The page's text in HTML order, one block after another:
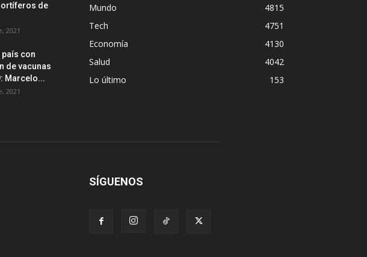
de
2021
país con
de vacunas
Marcelo...
2021
Mundo
4815
Tech
4751
Economía
4130
Salud
4042
Lo último
153
SÍGUENOS